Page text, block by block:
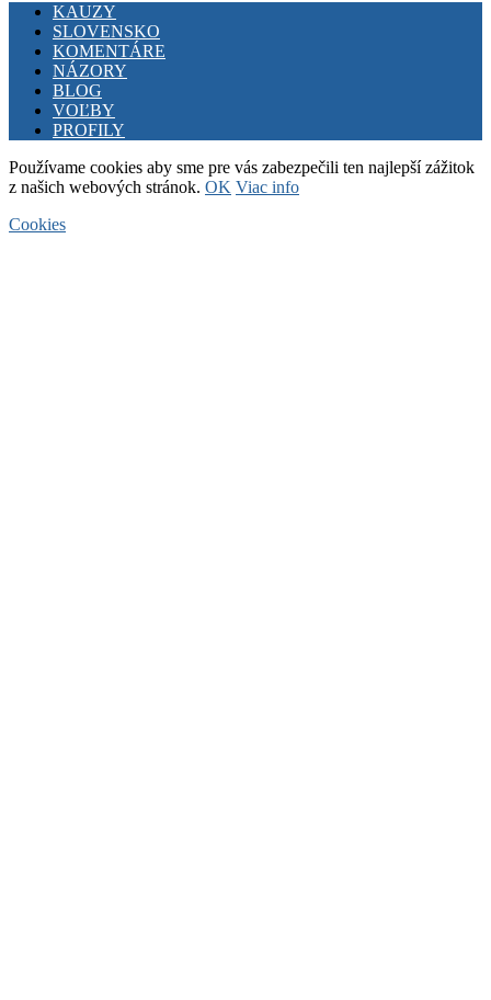
Facebook
Twitter
YoutubeKAUZY
SLOVENSKO
KOMENTÁRE
NÁZORY
BLOG
VOĽBY
PROFILY
Používame cookies aby sme pre vás zabezpečili ten najlepší zážitok
z našich webových stránok. OK Viac info
Cookies